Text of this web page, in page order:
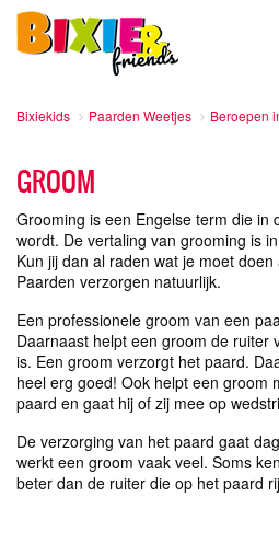
Bixiekids Paarden Weetjes Beroepen
GROOM
Grooming is een Engelse term die in
wordt. De vertaling van grooming is
Kun jij dan al raden wat je moet
Paarden verzorgen natuurlijk.
Een professionele groom van een
Daarnaast helpt een groom de ruiter
is. Een groom verzorgt het paard.
heel erg goed! Ook helpt een groom
paard en gaat hij of zij mee op
De verzorging van het paard gaat
werkt een groom vaak veel. Soms
beter dan de ruiter die op het paard